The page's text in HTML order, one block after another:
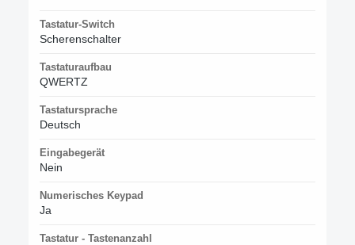
Tastatur-Switch
Scherenschalter
Tastaturaufbau
QWERTZ
Tastatursprache
Deutsch
Eingabegerät
Nein
Numerisches Keypad
Ja
Tastatur - Tastenanzahl